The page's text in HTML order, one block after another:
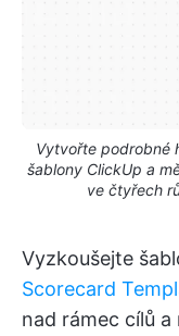
Vytvořte podrobné
šablony ClickUp a
ve čtyřech
Vyzkoušejte
Scorecard
nad rámec cílů